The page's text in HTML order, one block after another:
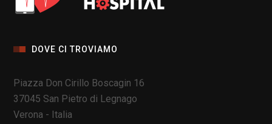
DOVE CI TROVIAMO
Piazza Don Cirillo Boscagin 16
37045 San Pietro di Legnago
Verona - Italia